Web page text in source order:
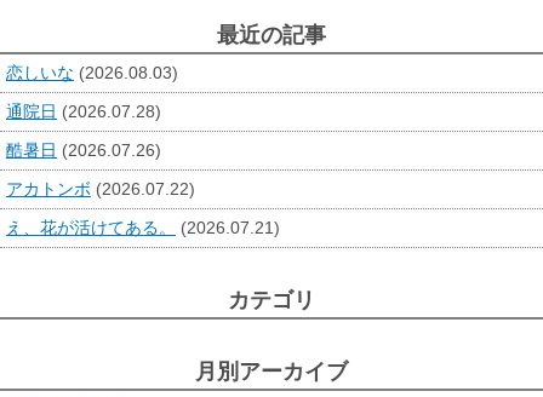
最近の記事
恋しいな (2026.08.03)
通院日 (2026.07.28)
酷暑日 (2026.07.26)
アカトンボ (2026.07.22)
え、花が活けてある。
(2026.07.21)
カテゴリ
月別アーカイブ